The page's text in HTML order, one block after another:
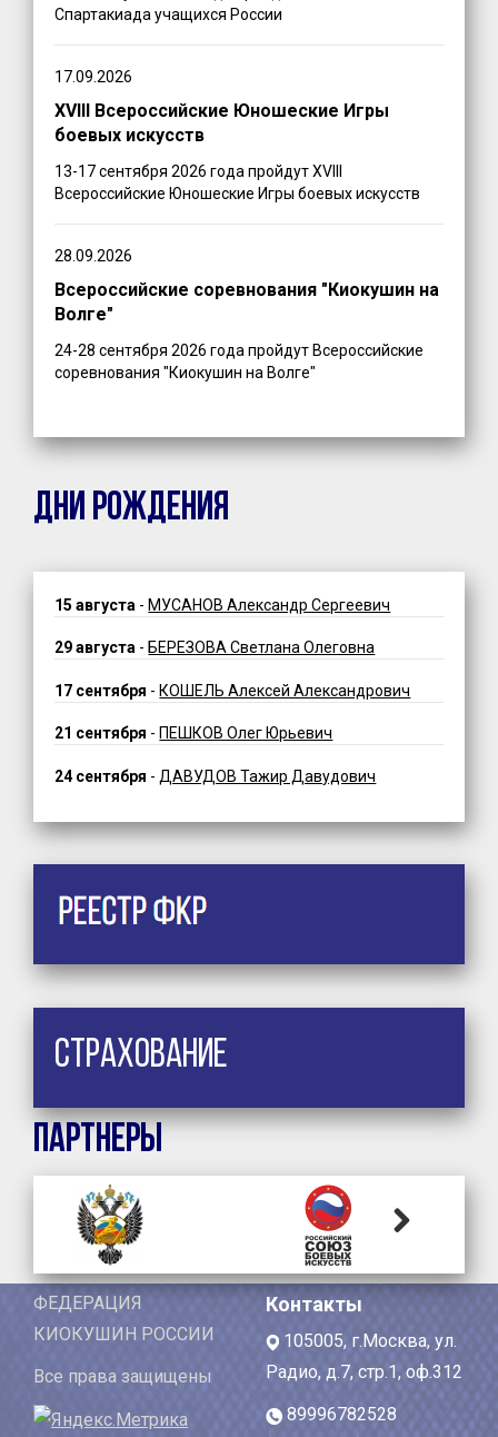
Спартакиада учащихся России
17.09.2026
XVIII Всероссийские Юношеские Игры
боевых искусств
13-17 сентября 2026 года пройдут XVIII
Всероссийские Юношеские Игры боевых искусств
28.09.2026
Всероссийские соревнования "Киокушин на
Волге"
24-28 сентября 2026 года пройдут Всероссийские
соревнования "Киокушин на Волге"
ДНИ РОЖДЕНИЯ
15 августа - МУСАНОВ Александр Сергеевич
29 августа - БЕРЕЗОВА Светлана Олеговна
17 сентября - КОШЕЛЬ Алексей Александрович
21 сентября - ПЕШКОВ Олег Юрьевич
24 сентября - ДАВУДОВ Тажир Давудович
Страхование
Партнеры
ФЕДЕРАЦИЯ
КИОКУШИН РОССИИ
Все права защищены
Контакты
105005, г.Москва, ул.
Радио, д.7, стр.1, оф.312
89996782528